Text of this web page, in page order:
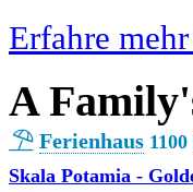
Erfahre
A
Ferienhaus
Skala Potamia -